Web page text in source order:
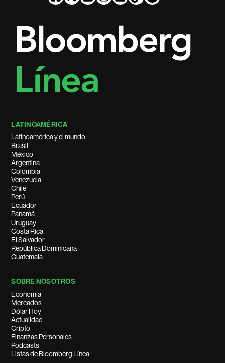
LATINOAMÉRICA
Latinoamérica y el mundo
Brasil
México
Argentina
Colombia
Venezuela
Chile
Perú
Ecuador
Panamá
Uruguay
Costa Rica
El Salvador
República Dominicana
Guatemala
SOBRE NOSOTROS
Economía
Mercados
Dólar Hoy
Actualidad
Cripto
Finanzas Personales
Podcasts
Listas de Bloomberg Línea